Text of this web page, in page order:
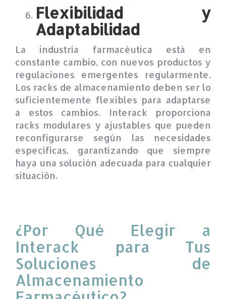
Flexibilidad y
Adaptabilidad
La industria farmacéutica está en
constante cambio, con nuevos productos y
regulaciones emergentes regularmente.
Los racks de almacenamiento deben ser lo
suficientemente flexibles para adaptarse
a estos cambios. Interack proporciona
racks modulares y ajustables que pueden
reconfigurarse según las necesidades
específicas, garantizando que siempre
haya una solución adecuada para cualquier
situación.
¿Por Qué Elegir a
Interack para Tus
Soluciones de
Almacenamiento